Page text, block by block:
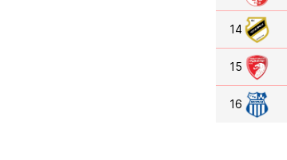
14
15
16